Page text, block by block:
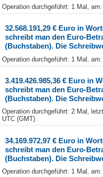
Operation durchgeführt: 1 Mal,
32.568.191,29 € Euro in
schreibt man den Euro-
(Buchstaben). Die
Operation durchgeführt: 1 Mal,
3.419.426.985,36 € Euro in
schreibt man den Euro-
(Buchstaben). Die
Operation durchgeführt: 2 Mal,
UTC (GMT)
34.169.972,97 € Euro in
schreibt man den Euro-
(Buchstaben). Die
Operation durchgeführt: 1 Mal,